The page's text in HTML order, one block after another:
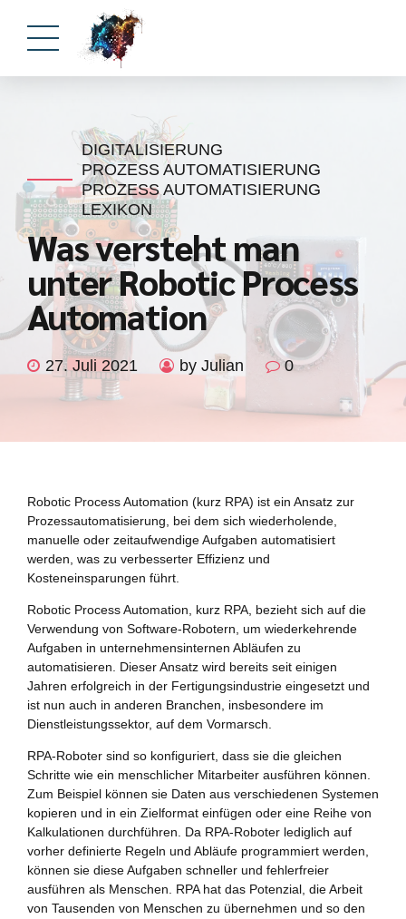
DIGITALISIERUNG
PROZESS AUTOMATISIERUNG
PROZESS AUTOMATISIERUNG
LEXIKON
Was versteht man
unter Robotic Process
Automation
27. Juli 2021 by Julian 0
Robotic Process Automation (kurz RPA) ist ein Ansatz zur
Prozessautomatisierung, bei dem sich wiederholende,
manuelle oder zeitaufwendige Aufgaben automatisiert
werden, was zu verbesserter Effizienz und
Kosteneinsparungen führt.
Robotic Process Automation, kurz RPA, bezieht sich auf die
Verwendung von Software-Robotern, um wiederkehrende
Aufgaben in unternehmensinternen Abläufen zu
automatisieren. Dieser Ansatz wird bereits seit einigen
Jahren erfolgreich in der Fertigungsindustrie eingesetzt und
ist nun auch in anderen Branchen, insbesondere im
Dienstleistungssektor, auf dem Vormarsch.
RPA-Roboter sind so konfiguriert, dass sie die gleichen
Schritte wie ein menschlicher Mitarbeiter ausführen können.
Zum Beispiel können sie Daten aus verschiedenen Systemen
kopieren und in ein Zielformat einfügen oder eine Reihe von
Kalkulationen durchführen. Da RPA-Roboter lediglich auf
vorher definierte Regeln und Abläufe programmiert werden,
können sie diese Aufgaben schneller und fehlerfreier
ausführen als Menschen. RPA hat das Potenzial, die Arbeit
von Tausenden von Menschen zu übernehmen und so den